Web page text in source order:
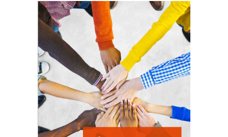
La prévention des conflits
d’intérêts
18 septembre 2023
FEUILLETER